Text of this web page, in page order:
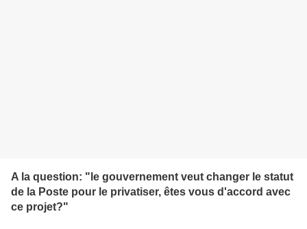
A la question: "le gouvernement veut changer le statut
de la Poste pour le privatiser, êtes vous d'accord avec
ce projet?"